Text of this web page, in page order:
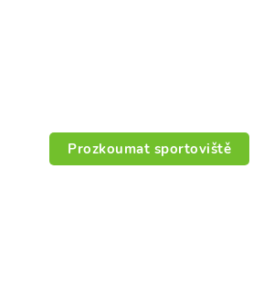
Prozkoumat sportoviště